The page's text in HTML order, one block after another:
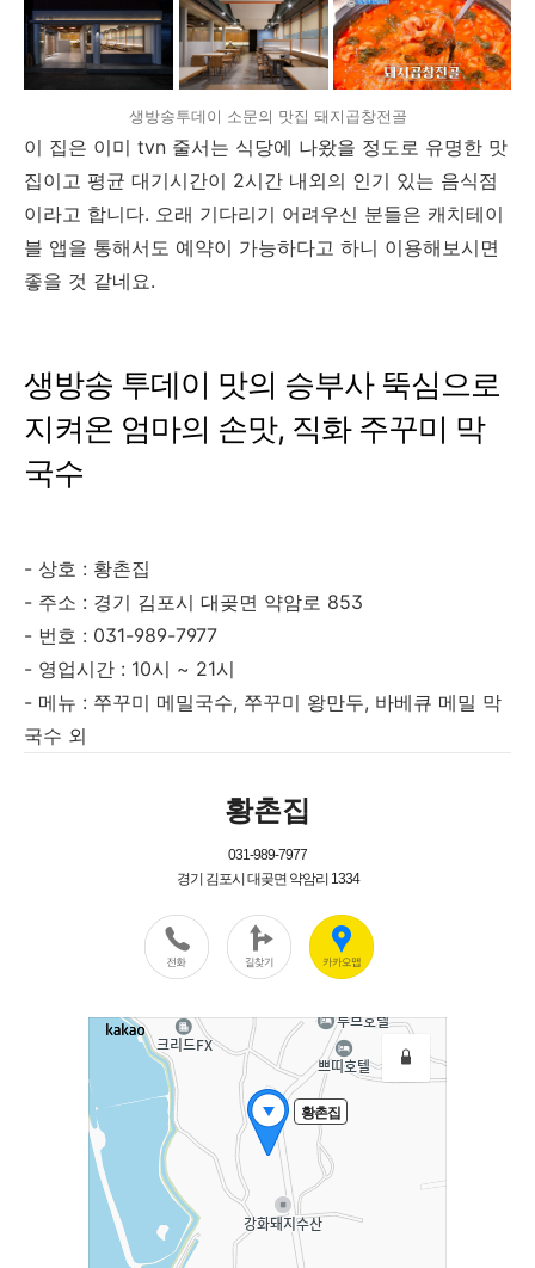
생방송투데이 소문의 맛집 돼지곱창전골
이 집은 이미 tvn 줄서는 식당에 나왔을 정도로 유명한 맛
집이고 평균 대기시간이 2시간 내외의 인기 있는 음식점
이라고 합니다. 오래 기다리기 어려우신 분들은 캐치테이
블 앱을 통해서도 예약이 가능하다고 하니 이용해보시면
좋을 것 같네요.
생방송 투데이 맛의 승부사 뚝심으로
지켜온 엄마의 손맛, 직화 주꾸미 막
국수
- 상호 : 황촌집
- 주소 : 경기 김포시 대곶면 약암로 853
- 번호 : 031-989-7977
- 영업시간 : 10시 ~ 21시
- 메뉴 : 쭈꾸미 메밀국수, 쭈꾸미 왕만두, 바베큐 메밀 막
국수 외